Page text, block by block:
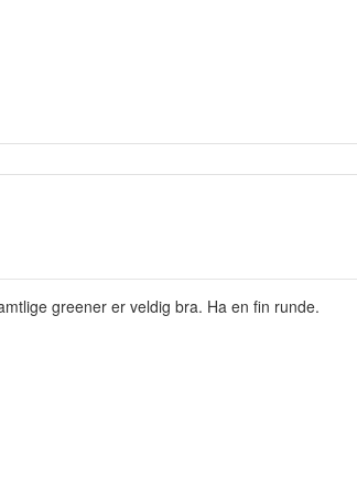
greener er veldig bra. Ha en fin runde.